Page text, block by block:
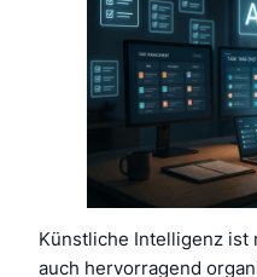
Künstliche Intelligenz ist
auch hervorragend